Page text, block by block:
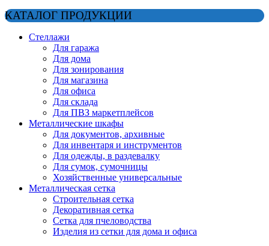
КАТАЛОГ ПРОДУКЦИИ
Стеллажи
Для гаража
Для дома
Для зонирования
Для магазина
Для офиса
Для склада
Для ПВЗ маркетплейсов
Металлические шкафы
Для документов, архивные
Для инвентаря и инструментов
Для одежды, в раздевалку
Для сумок, сумочницы
Хозяйственные универсальные
Металлическая сетка
Строительная сетка
Декоративная сетка
Сетка для пчеловодства
Изделия из сетки для дома и офиса